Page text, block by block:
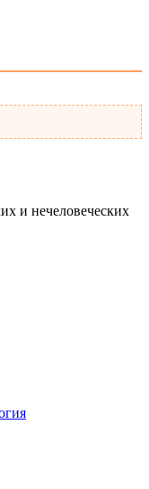
и нечеловеческих